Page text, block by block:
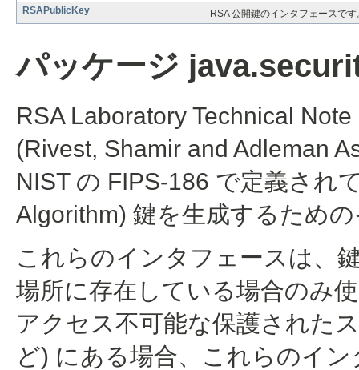
RSAPublicKey
RSA 公開鍵のインタフェースです
パッケージ
RSA Laboratory Technical
(Rivest, Shamir and Adleman
NIST の FIPS-186 で定義され
Algorithm) 鍵を生成するため
これらのインタフェースは、
場所に存在している場合のみ
アクセス不可能な保護された
ど) にある場合、これらのイ